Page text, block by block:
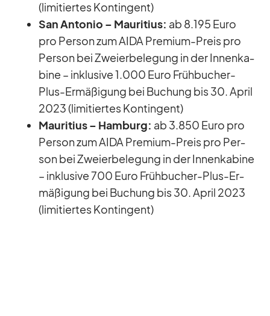
(li­mi­tier­tes Kon­tin­gent)
San An­to­nio – Mau­ri­tius: ab 8.195 Euro
pro Per­son zum AIDA Pre­mium-Preis pro
Per­son bei Zwei­er­be­le­gung in der In­nen­ka­
bine – in­klu­sive 1.000 Euro Früh­bu­cher-
Plus-Er­mä­ßi­gung bei Bu­chung bis 30. April
2023 (li­mi­tier­tes Kon­tin­gent)
Mau­ri­tius – Ham­burg: ab 3.850 Euro pro
Per­son zum AIDA Pre­mium-Preis pro Per­
son bei Zwei­er­be­le­gung in der In­nen­ka­bine
– in­klu­sive 700 Euro Früh­bu­cher-Plus-Er­
mä­ßi­gung bei Bu­chung bis 30. April 2023
(li­mi­tier­tes Kon­tin­gent)